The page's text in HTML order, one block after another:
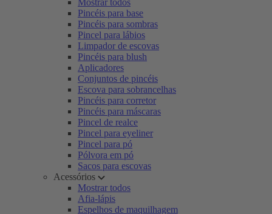
Mostrar todos
Pincéis para base
Pincéis para sombras
Pincel para lábios
Limpador de escovas
Pincéis para blush
Aplicadores
Conjuntos de pincéis
Escova para sobrancelhas
Pincéis para corretor
Pincéis para máscaras
Pincel de realce
Pincel para eyeliner
Pincel para pó
Pólvora em pó
Sacos para escovas
Acessórios
Mostrar todos
Afia-lápis
Espelhos de maquilhagem